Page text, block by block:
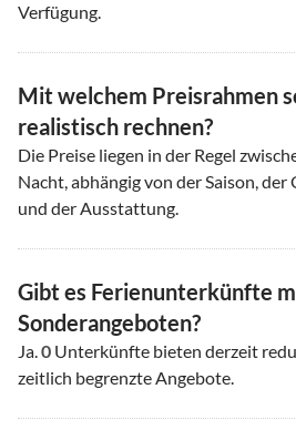
Verfügung.
Mit welchem Preisrahmen
realistisch rechnen?
Die Preise liegen in der Regel
Nacht, abhängig von der Saison,
und der Ausstattung.
Gibt es Ferienunterkünfte
Sonderangeboten?
Ja.0 Unterkünfte bieten derzeit
zeitlich begrenzte Angebote.